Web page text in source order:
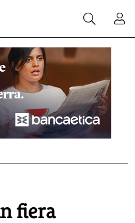
fiera